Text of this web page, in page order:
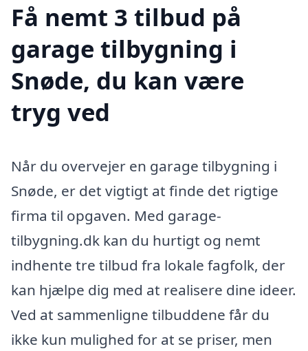
Få nemt 3 tilbud på
garage tilbygning i
Snøde, du kan være
tryg ved
Når du overvejer en garage tilbygning i
Snøde, er det vigtigt at finde det rigtige
firma til opgaven. Med garage-
tilbygning.dk kan du hurtigt og nemt
indhente tre tilbud fra lokale fagfolk, der
kan hjælpe dig med at realisere dine ideer.
Ved at sammenligne tilbuddene får du
ikke kun mulighed for at se priser, men